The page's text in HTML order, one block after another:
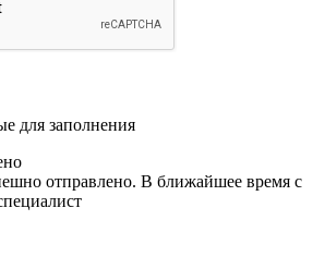
для заполнения
отправлено. В ближайшее время с